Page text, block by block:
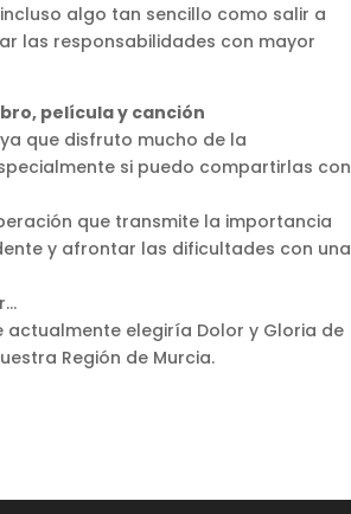
algo tan sencillo como salir a
las responsabilidades con mayor
película y canción
que disfruto mucho de la
si puedo compartirlas con
que transmite la importancia
y afrontar las dificultades con una
elegiría Dolor y Gloria de
Región de Murcia.